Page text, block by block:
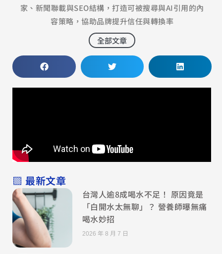
家、新聞聯載與SEO結構，打造可被搜尋與AI引用的內
容策略，協助品牌提升信任與轉換率
全部文章
▧ 最新文章
台灣人逾8成喝水不足！ 原因竟是
「白開水太無聊」？ 營養師曝無痛
喝水妙招
2026 年 8 月 7 日